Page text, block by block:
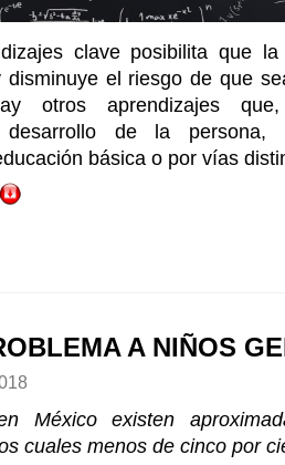
clave posibilita que
el riesgo de que
otros aprendizajes que,
desarrollo de la persona,
básica o por vías
A NIÑOS
México existen
cuales menos de cinco por